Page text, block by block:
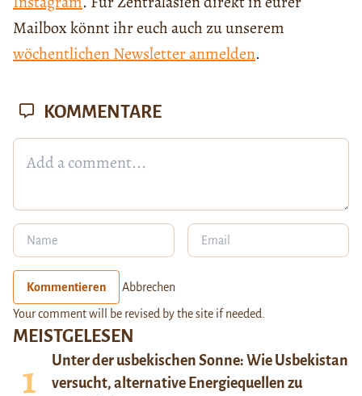
Mailbox könnt ihr euch auch zu unserem
wöchentlichen Newsletter anmelden.
MEISTGELESEN
Unter der usbekischen Sonne: Wie Usbekistan
versucht, alternative Energiequellen zu
KOMMENTARE
Kommentieren Abbrechen
Your comment will be revised by the site if needed.